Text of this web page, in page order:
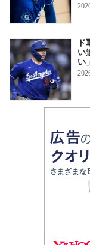
い
い